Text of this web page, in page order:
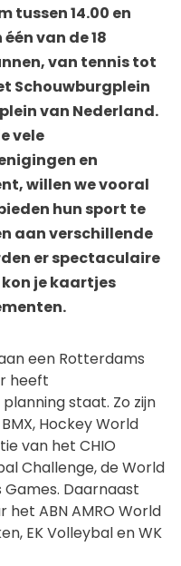
tussen 14.00 en
van de 18
van tennis tot
Schouwburgplein
van Nederland.
vele
en
willen we vooral
hun sport te
aan verschillende
er spectaculaire
je kaartjes
een Rotterdams
heeft
staat. Zo zijn
Hockey World
van het CHIO
Challenge, de World
Games. Daarnaast
ABN AMRO World
EK Volleybal en WK